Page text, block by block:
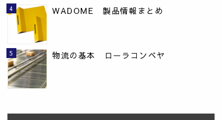
WADOME 製品情報まとめ
物流の基本 ローラコンベヤ